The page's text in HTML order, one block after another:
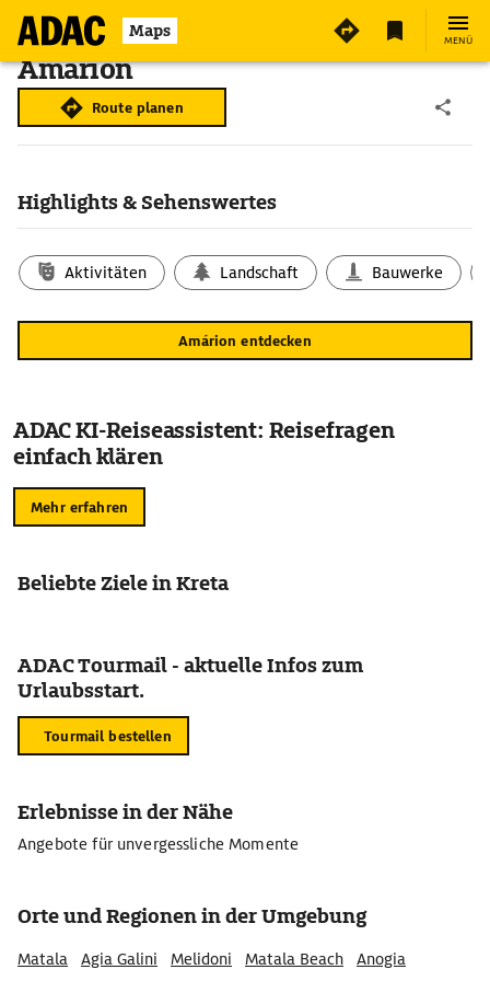
Maps MENÜ
Amárion
Route planen
Highlights & Sehenswertes
Aktivitäten Landschaft Bauwerke
Amárion entdecken
ADAC KI-Reiseassistent: Reisefragen
einfach klären
Mehr erfahren
Beliebte Ziele in Kreta
ADAC Tourmail - aktuelle Infos zum
Urlaubsstart.
Tourmail bestellen
Erlebnisse in der Nähe
Angebote für unvergessliche Momente
Orte und Regionen in der Umgebung
Matala Agia Galini Melidoni Matala Beach Anogia